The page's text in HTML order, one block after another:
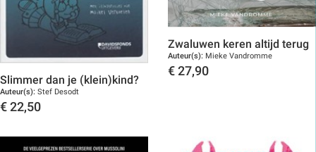
Slimmer dan je (klein)kind?
Auteur(s): Stef Desodt
€ 22,50
Zwaluwen keren altijd terug
Auteur(s): Mieke Vandromme
€ 27,90